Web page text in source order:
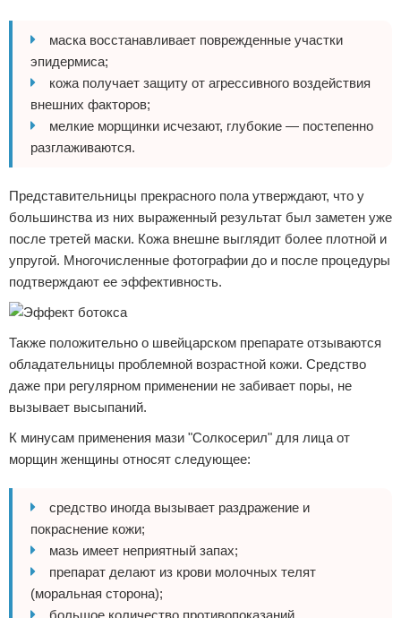
маска восстанавливает поврежденные участки
эпидермиса;
кожа получает защиту от агрессивного воздействия
внешних факторов;
мелкие морщинки исчезают, глубокие — постепенно
разглаживаются.
Представительницы прекрасного пола утверждают, что у
большинства из них выраженный результат был заметен уже
после третей маски. Кожа внешне выглядит более плотной и
упругой. Многочисленные фотографии до и после процедуры
подтверждают ее эффективность.
Также положительно о швейцарском препарате отзываются
обладательницы проблемной возрастной кожи. Средство
даже при регулярном применении не забивает поры, не
вызывает высыпаний.
К минусам применения мази "Солкосерил" для лица от
морщин женщины относят следующее:
средство иногда вызывает раздражение и
покраснение кожи;
мазь имеет неприятный запах;
препарат делают из крови молочных телят
(моральная сторона);
большое количество противопоказаний.